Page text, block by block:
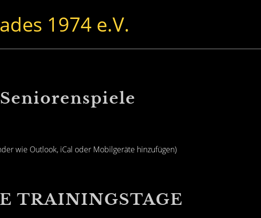
1974 e.V.
wie Outlook, iCal oder Mobilgeräte hinzufügen)
TRAININGSTAGE